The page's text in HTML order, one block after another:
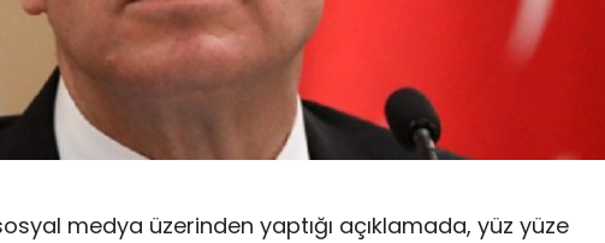
medya üzerinden yaptığı açıklamada, yüz yüze